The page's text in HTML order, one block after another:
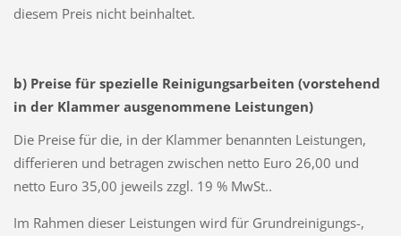
diesem Preis nicht beinhaltet.
b) Preise für spezielle Reinigungsarbeiten (vorstehend
in der Klammer ausgenommene Leistungen)
Die Preise für die, in der Klammer benannten Leistungen,
differieren und betragen zwischen netto Euro 26,00 und
netto Euro 35,00 jeweils zzgl. 19 % MwSt..
Im Rahmen dieser Leistungen wird für Grundreinigungs-,